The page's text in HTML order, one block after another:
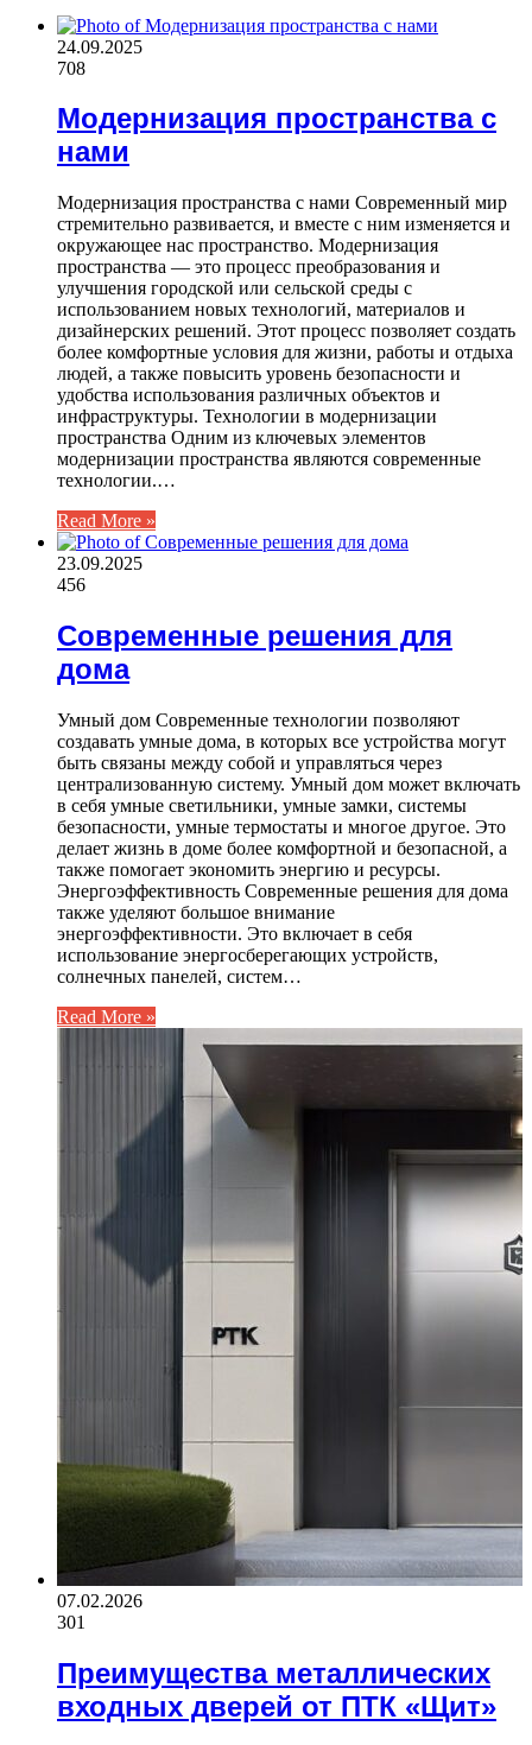
24.09.2025
708
Модернизация пространства с
нами
Модернизация пространства с нами Современный мир
стремительно развивается, и вместе с ним изменяется и
окружающее нас пространство. Модернизация
пространства — это процесс преобразования и
улучшения городской или сельской среды с
использованием новых технологий, материалов и
дизайнерских решений. Этот процесс позволяет создать
более комфортные условия для жизни, работы и отдыха
людей, а также повысить уровень безопасности и
удобства использования различных объектов и
инфраструктуры. Технологии в модернизации
пространства Одним из ключевых элементов
модернизации пространства являются современные
технологии.…
Read More »
23.09.2025
456
Современные решения для
дома
Умный дом Современные технологии позволяют
создавать умные дома, в которых все устройства могут
быть связаны между собой и управляться через
централизованную систему. Умный дом может включать
в себя умные светильники, умные замки, системы
безопасности, умные термостаты и многое другое. Это
делает жизнь в доме более комфортной и безопасной, а
также помогает экономить энергию и ресурсы.
Энергоэффективность Современные решения для дома
также уделяют большое внимание
энергоэффективности. Это включает в себя
использование энергосберегающих устройств,
солнечных панелей, систем…
Read More »
07.02.2026
301
Преимущества металлических
входных дверей от ПТК «Щит»